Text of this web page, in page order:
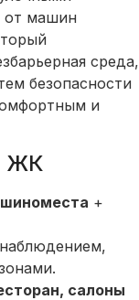
от машин
среда,
безопасности
и
ЖК
+
салоны